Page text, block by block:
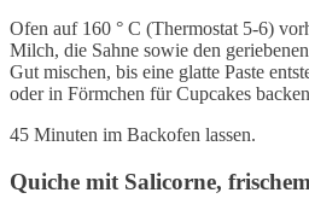
Ofen auf 160 ° C (Thermostat 5-6)
Milch, die Sahne sowie den
Gut mischen, bis eine glatte Paste
oder in Förmchen für Cupcakes
45 Minuten im Backofen lassen.
Quiche mit Salicorne,